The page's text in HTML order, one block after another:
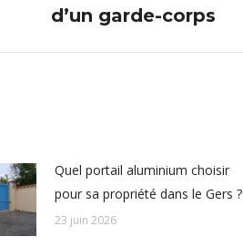
d’un garde-corps
Quel portail aluminium choisir
pour sa propriété dans le Gers ?
23 juin 2026